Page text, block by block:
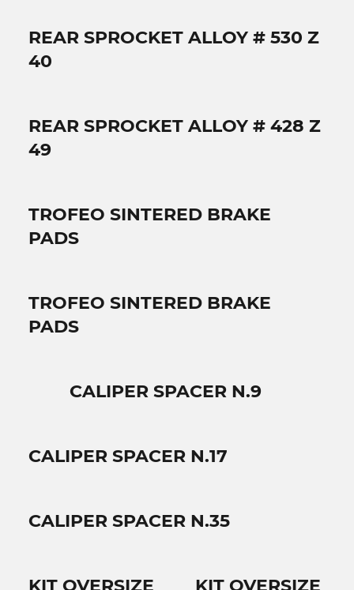
REAR SPROCKET ALLOY # 530 Z
40
REAR SPROCKET ALLOY # 428 Z
49
TROFEO SINTERED BRAKE
PADS
TROFEO SINTERED BRAKE
PADS
CALIPER SPACER N.9
CALIPER SPACER N.17
CALIPER SPACER N.35
KIT OVERSIZE KIT OVERSIZE